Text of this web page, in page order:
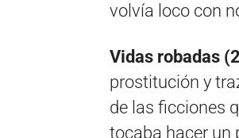
volvía loco con
Vidas robadas
prostitución y
de las ficciones
tocaba hacer un